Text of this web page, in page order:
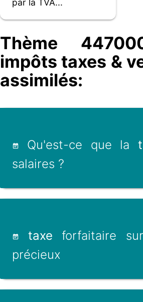
par la TVA...
Thème
impôts taxes &
assimilés:
Qu'est-ce que la
salaires ?
taxe forfaitaire
précieux